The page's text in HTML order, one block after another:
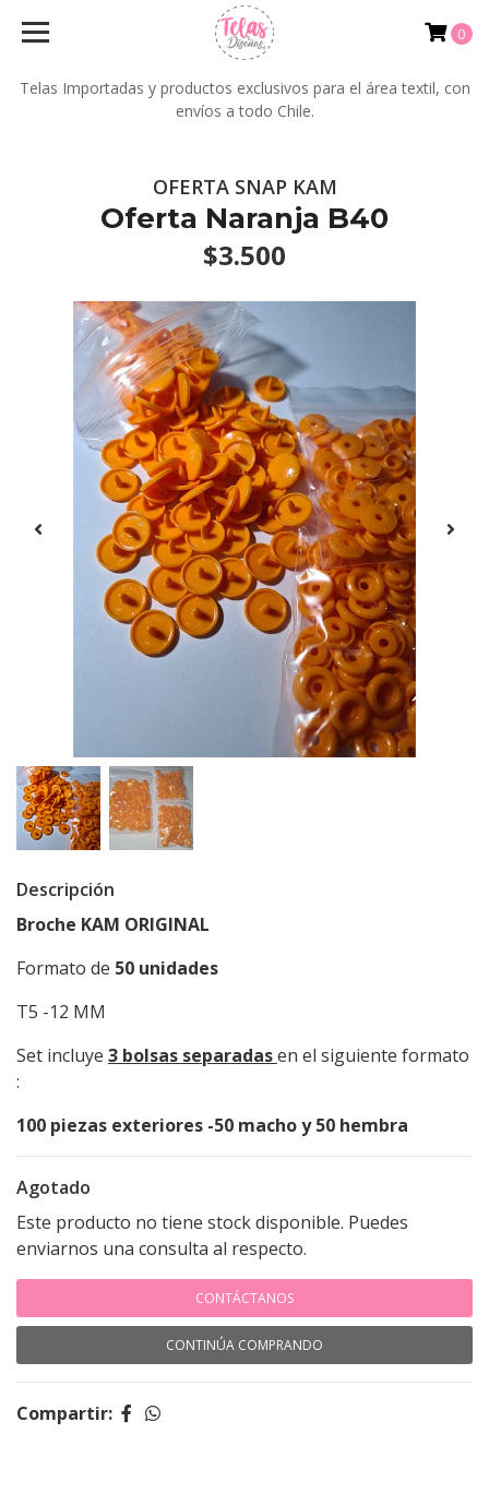
Telas Importadas y productos exclusivos para el área textil, con
envíos a todo Chile.
0
OFERTA SNAP KAM
Oferta Naranja B40
$3.500
Descripción
Broche KAM ORIGINAL
Formato de 50 unidades
T5 -12 MM
Set incluye 3 bolsas separadasen el siguiente formato
:
100 piezas exteriores -50 macho y 50 hembra
Agotado
Este producto no tiene stock disponible. Puedes
enviarnos una consulta al respecto.
CONTÁCTANOS
CONTINÚA COMPRANDO
Compartir: